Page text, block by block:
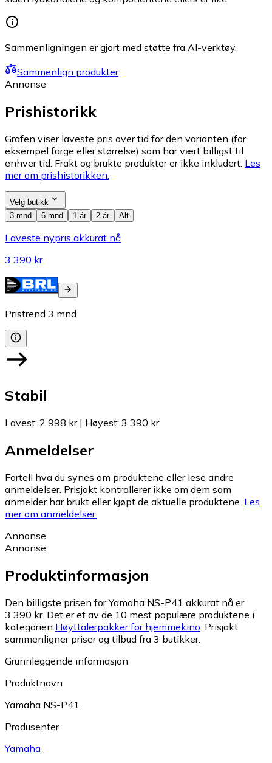
Sammenligningen er gjort med støtte fra AI-verktøy.
Sammenlign produkter
Annonse
Prishistorikk
Grafen viser laveste pris over tid for den varianten (for
eksempel farge eller størrelse) som har vært billigst til
enhver tid. Frakt og brukte produkter er ikke inkludert. Les
mer om prishistorikken.
Velg butikk
3 mnd
6 mnd 1 år 2 år Alt
Laveste nypris akkurat nå
3 390 kr
Pristrend 3 mnd
Stabil
Lavest: 2 998 kr| Høyest: 3 390 kr
Anmeldelser
Fortell hva du synes om produktene eller lese andre
anmeldelser. Prisjakt kontrollerer ikke om dem som
anmelder har brukt eller kjøpt de aktuelle produktene. Les
mer om anmeldelser.
Annonse
Annonse
Produktinformasjon
Den billigste prisen for Yamaha NS-P41 akkurat nå er
3 390 kr. Det er et av de 10 mest populære produktene i
kategorien Høyttalerpakker for hjemmekino Prisjakt
sammenligner priser og tilbud fra 3 butikker.
Grunnleggende informasjon
Produktnavn
Yamaha NS-P41
Produsenter
Yamaha